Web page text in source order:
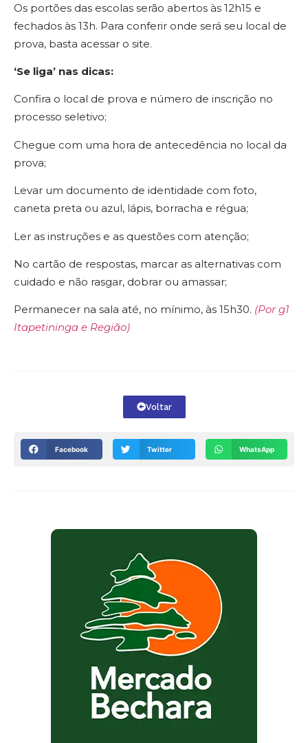
Os portões das escolas serão abertos às 12h15 e
fechados às 13h. Para conferir onde será seu local de
prova, basta acessar o site.
‘Se liga’ nas dicas:
Confira o local de prova e número de inscrição no
processo seletivo;
Chegue com uma hora de antecedência no local da
prova;
Levar um documento de identidade com foto,
caneta preta ou azul, lápis, borracha e régua;
Ler as instruções e as questões com atenção;
No cartão de respostas, marcar as alternativas com
cuidado e não rasgar, dobrar ou amassar;
Permanecer na sala até, no mínimo, às 15h30. (Por g1
Itapetininga e Região)
Voltar
Facebook Twitter WhatsApp